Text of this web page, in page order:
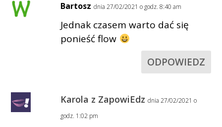
Bartosz dnia 27/02/2021 o godz. 8:40 am
Jednak czasem warto dać się
ponieść flow
ODPOWIEDZ
Karola z ZapowiEdz dnia 27/02/2021 o
godz. 1:02 pm